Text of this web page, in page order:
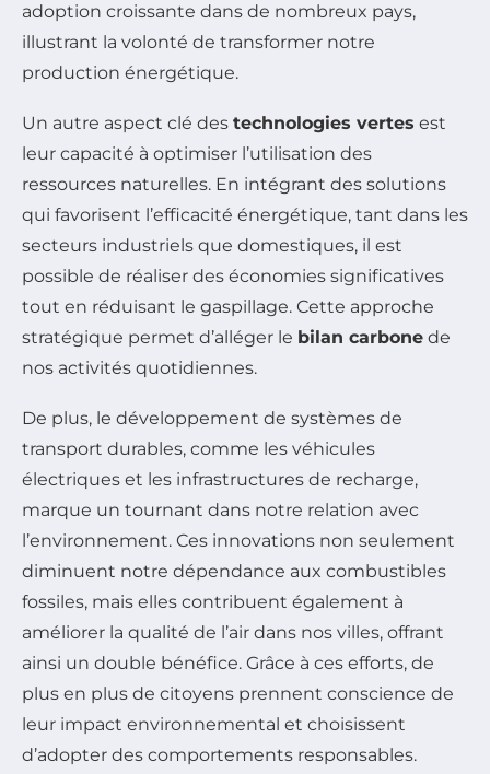
adoption croissante dans de nombreux pays,
illustrant la volonté de transformer notre
production énergétique.
Un autre aspect clé des technologies vertes est
leur capacité à optimiser l’utilisation des
ressources naturelles. En intégrant des solutions
qui favorisent l’efficacité énergétique, tant dans les
secteurs industriels que domestiques, il est
possible de réaliser des économies significatives
tout en réduisant le gaspillage. Cette approche
stratégique permet d’alléger le bilan carbone de
nos activités quotidiennes.
De plus, le développement de systèmes de
transport durables, comme les véhicules
électriques et les infrastructures de recharge,
marque un tournant dans notre relation avec
l’environnement. Ces innovations non seulement
diminuent notre dépendance aux combustibles
fossiles, mais elles contribuent également à
améliorer la qualité de l’air dans nos villes, offrant
ainsi un double bénéfice. Grâce à ces efforts, de
plus en plus de citoyens prennent conscience de
leur impact environnemental et choisissent
d’adopter des comportements responsables.